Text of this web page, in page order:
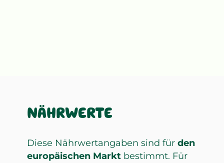
NÄHRWERTE
Diese Nährwertangaben sind für den
europäischen Markt bestimmt. Für